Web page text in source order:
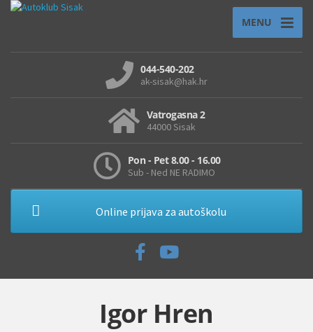
MENU
044-540-202
ak-sisak@hak.hr
Vatrogasna 2
44000 Sisak
Pon - Pet 8.00 - 16.00
Sub - Ned NE RADIMO
Online prijava za autoškolu
Igor Hren